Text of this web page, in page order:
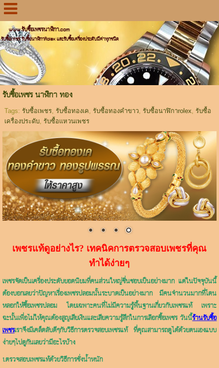
www.รับซื้อเพชรนาฬิกา.com
รับซื้อเพชร รับซื้อนาฬิกาRolex และรับซื้อเครื่องประดับมีค่าทุกชนิด
รับซื้อเพชร นาฬิกา ทอง
Tags: รับซื้อเพชร, รับซื้อทองเค รับซื้อทองคำขาว, รับซื้อนาฬิกาrolex รับซื้อ
เครื่องประดับ, รับซื้อแหวนเพชร
เพชรแท้ดูอย่างไร? เทคนิคการตรวจสอบเพชรที่คุณ
ทำได้ง่ายๆ
เพชรจัดเป็นเครื่องประดับยอดนิยมที่คนส่วนใหญ่ชื่นชอบเป็นอย่างมาก แต่ในปัจจุบันนี้
ต้องบอกเลยว่าปัญหาเรื่องเพชรปลอมนั้นระบาดเป็นอย่างมาก มีคนจำนวนมากที่โดน
หลอกให้ซื้อเพชรปลอม โดยเฉพาะคนที่ไม่มีความรู้พื้นฐานเกี่ยวกับเพชรแท้ เพราะ
ฉะนั้นเพื่อไม่ให้คุณต้องสูญเสียเงินและเสียความรู้สึกในการเลือกซื้อเพชร วันนี้ร้านรับซื้อ
เพชรเราจึงมีเคล็ดลับดีๆกับวิธีการตรวจสอบเพชรแท้ ที่คุณสามารถดูได้ด้วยตนเองแบบ
ง่ายๆไปดูกันเลยว่ามีอะไรบ้าง
1.ตรวจสอบเพชรแท้ด้วยวิธีการชั่งน้ำหนัก